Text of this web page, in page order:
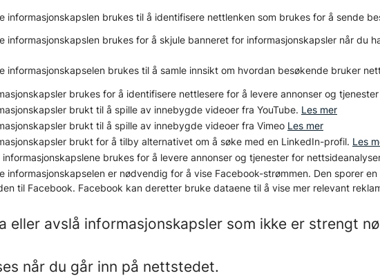
informasjonskapslen brukes til å identifisere nettlenken som brukes for å sende
informasjonskapslen brukes for å skjule banneret for informasjonskapsler når du
informasjonskapselen brukes til å samle innsikt om hvordan besøkende bruker
brukes for å identifisere nettlesere for å levere annonser og
brukt til å spille av innebygde videoer fra YouTube. Les mer
brukt til å spille av innebygde videoer fra Vimeo Les mer
brukt for å tilby alternativet om å søke med en LinkedIn-profil. Les
informasjonskapslene brukes for å levere annonser og tjenester for
informasjonskapselen er nødvendig for å vise Facebook-strømmen. Den sporer
til Facebook. Facebook kan deretter bruke dataene til å vise mer relevant
eller avslå informasjonskapsler som ikke er strengt
når du går inn på nettstedet.